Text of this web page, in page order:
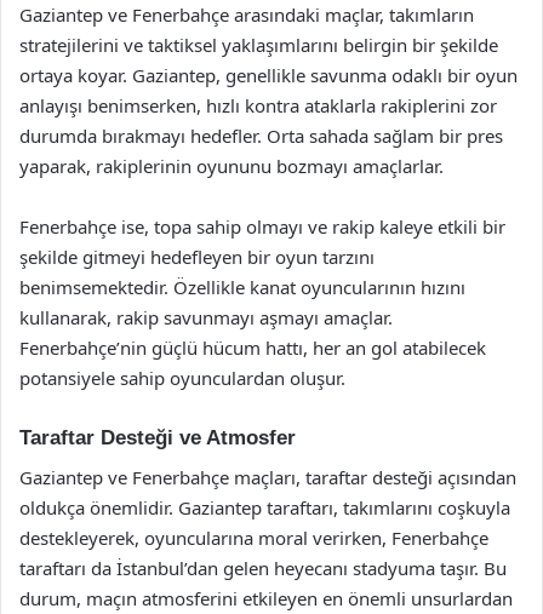
Gaziantep ve Fenerbahçe arasındaki maçlar, takımların
stratejilerini ve taktiksel yaklaşımlarını belirgin bir şekilde
ortaya koyar. Gaziantep, genellikle savunma odaklı bir oyun
anlayışı benimserken, hızlı kontra ataklarla rakiplerini zor
durumda bırakmayı hedefler. Orta sahada sağlam bir pres
yaparak, rakiplerinin oyununu bozmayı amaçlarlar.
Fenerbahçe ise, topa sahip olmayı ve rakip kaleye etkili bir
şekilde gitmeyi hedefleyen bir oyun tarzını
benimsemektedir. Özellikle kanat oyuncularının hızını
kullanarak, rakip savunmayı aşmayı amaçlar.
Fenerbahçe’nin güçlü hücum hattı, her an gol atabilecek
potansiyele sahip oyunculardan oluşur.
Taraftar Desteği ve Atmosfer
Gaziantep ve Fenerbahçe maçları, taraftar desteği açısından
oldukça önemlidir. Gaziantep taraftarı, takımlarını coşkuyla
destekleyerek, oyuncularına moral verirken, Fenerbahçe
taraftarı da İstanbul’dan gelen heyecanı stadyuma taşır. Bu
durum, maçın atmosferini etkileyen en önemli unsurlardan